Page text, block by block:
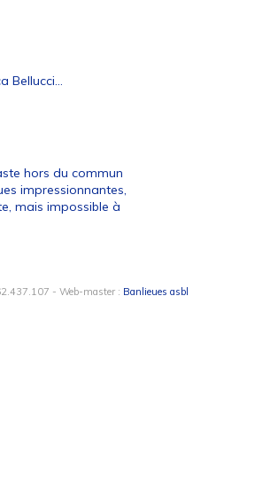
Bellucci…
hors du commun
impressionnantes,
mais impossible à
- Web-master : Banlieues asbl